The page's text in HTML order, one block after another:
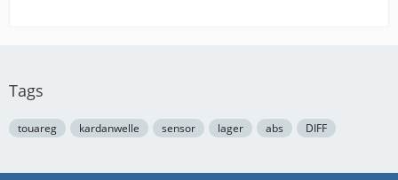
Tags
touareg kardanwelle sensor lager abs DIFF